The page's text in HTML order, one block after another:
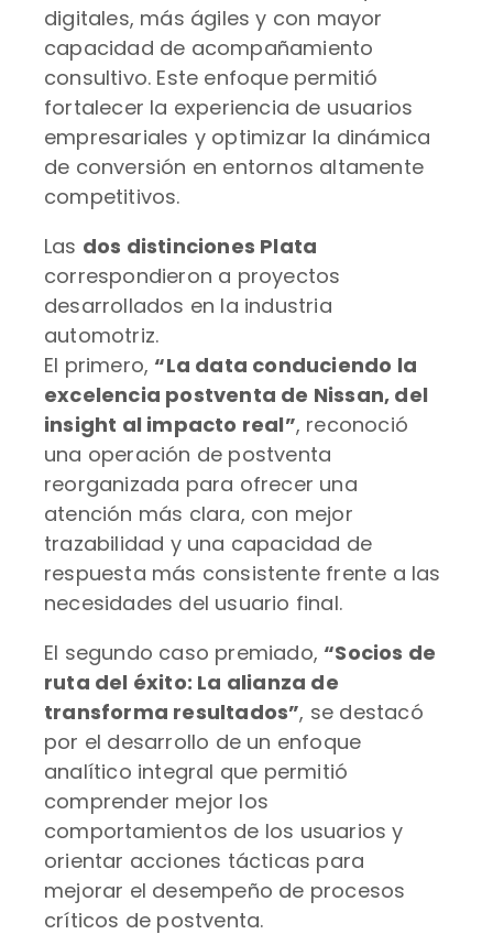
digitales, más ágiles y con mayor
capacidad de acompañamiento
consultivo. Este enfoque permitió
fortalecer la experiencia de usuarios
empresariales y optimizar la dinámica
de conversión en entornos altamente
competitivos.
Las dos distinciones Plata
correspondieron a proyectos
desarrollados en la industria
automotriz.
El primero, “La data conduciendo la
excelencia postventa de Nissan, del
insight al impacto real”, reconoció
una operación de postventa
reorganizada para ofrecer una
atención más clara, con mejor
trazabilidad y una capacidad de
respuesta más consistente frente a las
necesidades del usuario final.
El segundo caso premiado, “Socios de
ruta del éxito: La alianza de
transforma resultados”, se destacó
por el desarrollo de un enfoque
analítico integral que permitió
comprender mejor los
comportamientos de los usuarios y
orientar acciones tácticas para
mejorar el desempeño de procesos
críticos de postventa.